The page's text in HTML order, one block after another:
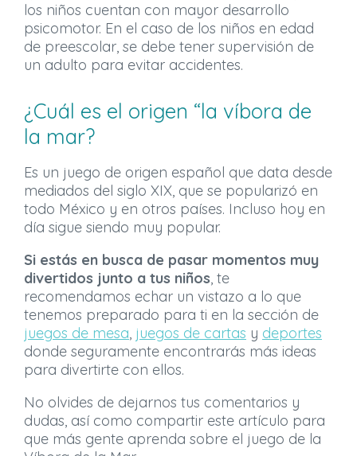
los niños cuentan con mayor desarrollo
psicomotor. En el caso de los niños en edad
de preescolar, se debe tener supervisión de
un adulto para evitar accidentes.
¿Cuál es el origen “la víbora de
la mar?
Es un juego de origen español que data desde
mediados del siglo XIX, que se popularizó en
todo México y en otros países. Incluso hoy en
día sigue siendo muy popular.
Si estás en busca de pasar momentos muy
divertidos junto a tus niños, te
recomendamos echar un vistazo a lo que
tenemos preparado para ti en la sección de
juegos de mesa, juegos de cartas y deportes
donde seguramente encontrarás más ideas
para divertirte con ellos.
No olvides de dejarnos tus comentarios y
dudas, así como compartir este artículo para
que más gente aprenda sobre el juego de la